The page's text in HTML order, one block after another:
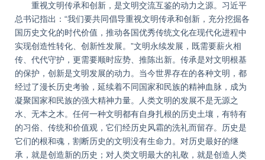
重视文明传承和创新，是文明交流互鉴的动力之源。习近平
总书记指出：“我们要共同倡导重视文明传承和创新，充分挖掘各
国历史文化的时代价值，推动各国优秀传统文化在现代化进程中
实现创造性转化、创新性发展。”文明永续发展，既需要薪火相
传、代代守护，更需要顺时应势、推陈出新。传承是对文明根基
的保护，创新是文明发展的动力。当今世界存在的各种文明，都
经过了漫长历史考验，延续着不同国家和民族的精神血脉，成为
凝聚国家和民族的强大精神力量。人类文明的发展不是无源之
水、无本之木。任何一种文明都有自身扎根的历史土壤，有特有
的习俗、传统和价值观，它们经历史风霜的洗礼而留存。历史是
它们的根和魂，割断历史的文明没有生命力。对历史最好的继
承，就是创造新的历史；对人类文明最大的礼敬，就是创造人类